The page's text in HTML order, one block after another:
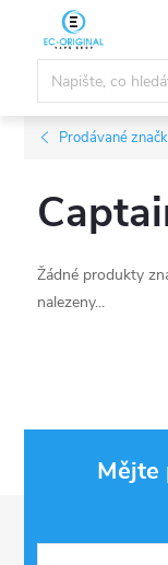
obsah
Prodávané
Žádné produkty
nalezeny...
Mějte